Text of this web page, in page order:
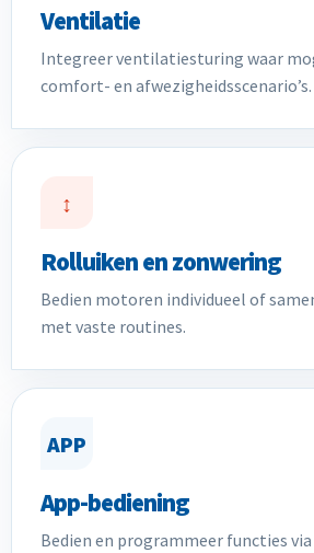
Ventilatie
Integreer ventilatiesturing waar
comfort- en afwezigheidsscenario’s.
↕
Rolluiken en zonwering
Bedien motoren individueel of
met vaste routines.
APP
App-bediening
Bedien en programmeer functies via